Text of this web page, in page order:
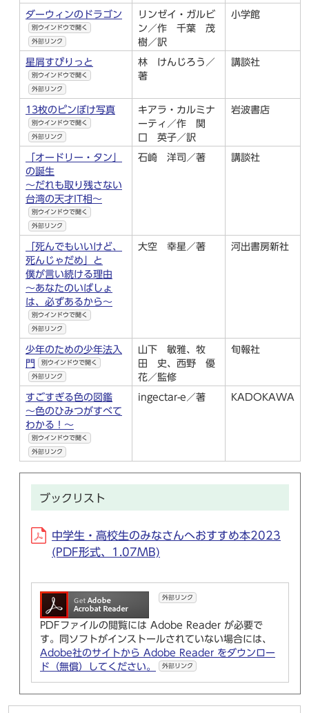
ダーウィンのドラゴン
別ウインドウで開く
外部リンク
リンゼイ・ガルビ
ン／作 千葉 茂
樹／訳
小学館
星屑すぴりっと
別ウインドウで開く
外部リンク
林 けんじろう／
著
講談社
13枚のピンぼけ写真
別ウインドウで開く
外部リンク
キアラ・カルミナ
ーティ／作 関
口 英子／訳
岩波書店
「オードリー・タン」
の誕生
～だれも取り残さない
台湾の天才IT相～
別ウインドウで開く
外部リンク
石崎 洋司／著 講談社
「死んでもいいけど、
死んじゃだめ」と
僕が言い続ける理由
～あなたのいばしょ
は、必ずあるから～
別ウインドウで開く
外部リンク
大空 幸星／著 河出書房新社
少年のための少年法入
門
別ウインドウで開く
外部リンク
山下 敏雅、牧
田 史、西野 優
花／監修
旬報社
すごすぎる色の図鑑
～色のひみつがすべて
わかる！～
別ウインドウで開く
外部リンク
ingectar-e／著 KADOKAWA
ブックリスト
中学生・高校生のみなさんへおすすめ本2023
(PDF形式、1.07MB)
外部リンク
PDFファイルの閲覧には Adobe Reader が必要で
す。同ソフトがインストールされていない場合には、
Adobe社のサイトから Adobe Reader をダウンロー
ド（無償）してください。
外部リンク